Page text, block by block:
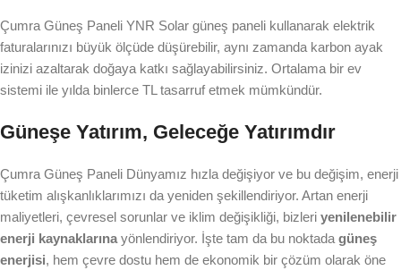
Çumra Güneş Paneli YNR Solar güneş paneli kullanarak elektrik
faturalarınızı büyük ölçüde düşürebilir, aynı zamanda karbon ayak
izinizi azaltarak doğaya katkı sağlayabilirsiniz. Ortalama bir ev
sistemi ile yılda binlerce TL tasarruf etmek mümkündür.
Güneşe Yatırım, Geleceğe Yatırımdır
Çumra Güneş Paneli Dünyamız hızla değişiyor ve bu değişim, enerji
tüketim alışkanlıklarımızı da yeniden şekillendiriyor. Artan enerji
maliyetleri, çevresel sorunlar ve iklim değişikliği, bizleri yenilenebilir
enerji kaynaklarına yönlendiriyor. İşte tam da bu noktada güneş
enerjisi, hem çevre dostu hem de ekonomik bir çözüm olarak öne